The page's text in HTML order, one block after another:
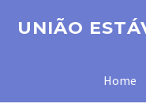
UNIÃO
Home